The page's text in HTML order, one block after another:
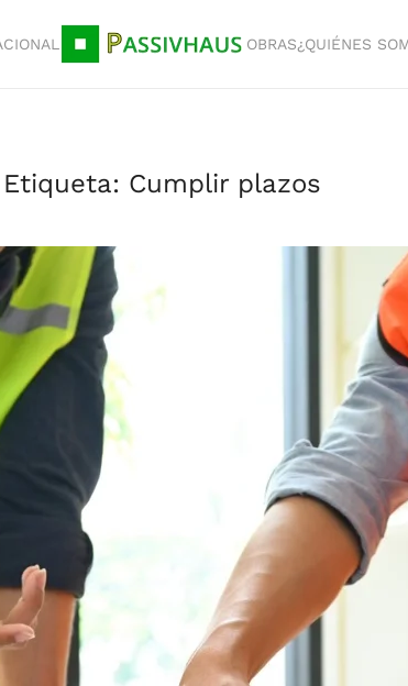
OBRAS¿QUIÉNES
Etiqueta: Cumplir plazos